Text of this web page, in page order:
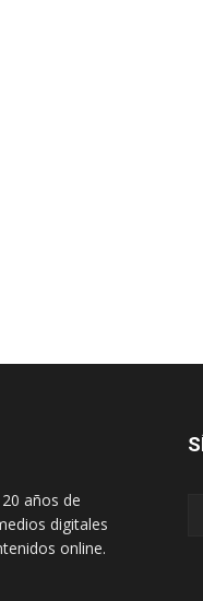
años de
digitales
online.